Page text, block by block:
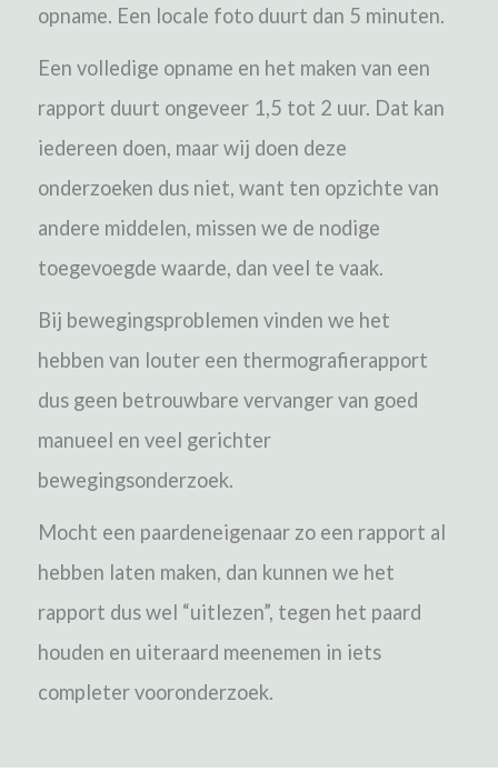
opname. Een locale foto duurt dan 5 minuten.
Een volledige opname en het maken van een
rapport duurt ongeveer 1,5 tot 2 uur. Dat kan
iedereen doen, maar wij doen deze
onderzoeken dus niet, want ten opzichte van
andere middelen, missen we de nodige
toegevoegde waarde, dan veel te vaak.
Bij bewegingsproblemen vinden we het
hebben van louter een thermografierapport
dus geen betrouwbare vervanger van goed
manueel en veel gerichter
bewegingsonderzoek.
Mocht een paardeneigenaar zo een rapport al
hebben laten maken, dan kunnen we het
rapport dus wel “uitlezen”, tegen het paard
houden en uiteraard meenemen in iets
completer vooronderzoek.